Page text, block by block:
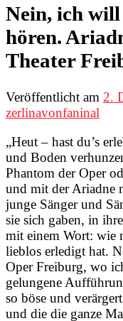
Nein, ich
hören.
Theater
Veröffentlicht am 2.
zerlinavonfaninal
„Heut – hast du’s
und Boden
Phantom der Oper
und mit der Ariadne
junge Sänger und
sie sich gaben, in
mit einem Wort: wie
lieblos erledigt hat.
Oper Freiburg, wo
gelungene
so böse und
und die die ganze